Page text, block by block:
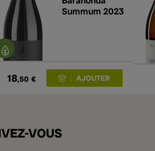
Summum 2023
18,50 €
VOUS